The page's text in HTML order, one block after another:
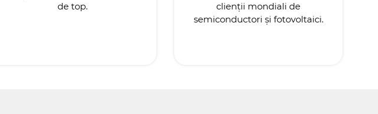
de top.
clienții mondiali de
semiconductori și fotovoltaici.